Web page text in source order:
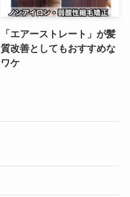
「エアーストレート」が髪
質改善としてもおすすめな
ワケ